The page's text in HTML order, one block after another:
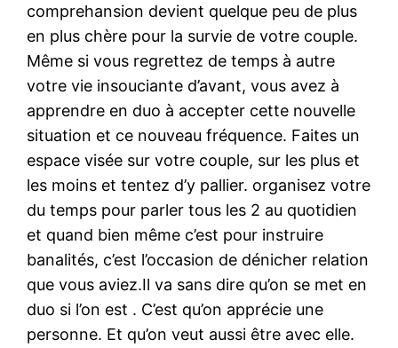
comprehansion devient quelque peu de plus
en plus chère pour la survie de votre couple.
Même si vous regrettez de temps à autre
votre vie insouciante d’avant, vous avez à
apprendre en duo à accepter cette nouvelle
situation et ce nouveau fréquence. Faites un
espace visée sur votre couple, sur les plus et
les moins et tentez d’y pallier. organisez votre
du temps pour parler tous les 2 au quotidien
et quand bien même c’est pour instruire
banalités, c’est l’occasion de dénicher relation
que vous aviez.Il va sans dire qu’on se met en
duo si l’on est . C’est qu’on apprécie une
personne. Et qu’on veut aussi être avec elle.